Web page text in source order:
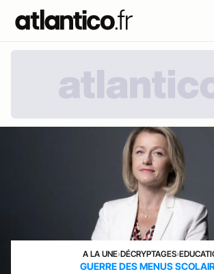
A LA UNE›DÉCRYPTAGES›
GUERRE DES MENUS